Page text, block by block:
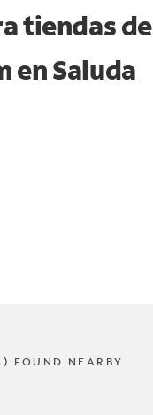
tiendas de
enSaluda
FOUND NEARBY